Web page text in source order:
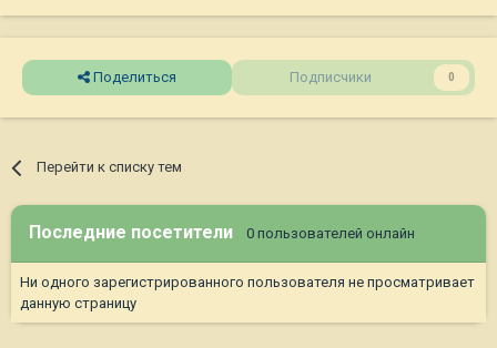
Поделиться Подписчики 0
Перейти к списку тем
Последние посетители 0 пользователей онлайн
Ни одного зарегистрированного пользователя не просматривает
данную страницу